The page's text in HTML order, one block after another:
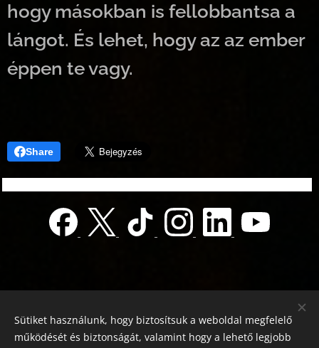
hogy másokban is fellobbantsa a
lángot. És lehet, hogy az az ember
éppen te vagy.
Share
Sütiket használunk, hogy biztosítsuk a weboldal megfelelő
működését és biztonságát, valamint hogy a lehető legjobb